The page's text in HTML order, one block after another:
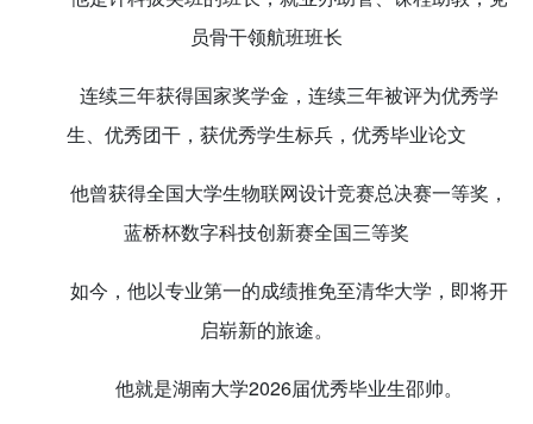
员骨干领航班班长
连续三年获得国家奖学金，连续三年被评为优秀学
生、优秀团干，获优秀学生标兵，优秀毕业论文
他曾获得全国大学生物联网设计竞赛总决赛一等奖，
蓝桥杯数字科技创新赛全国三等奖
如今，他以专业第一的成绩推免至清华大学，即将开
启崭新的旅途。
他就是湖南大学2026届优秀毕业生邵帅。